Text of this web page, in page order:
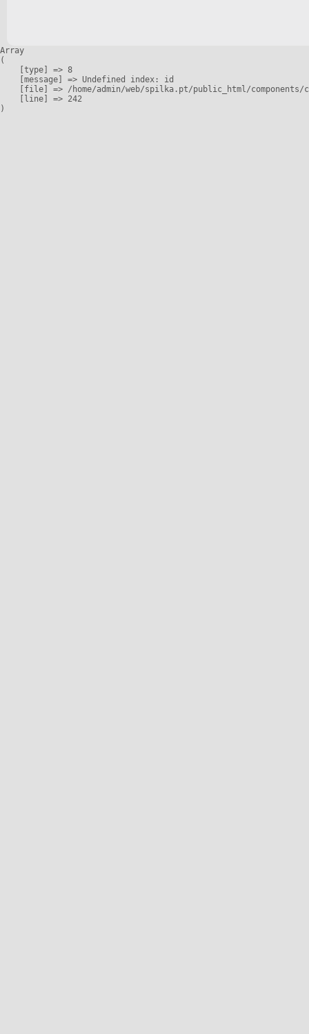
Array
(
    [type] => 8
    [message] => Undefined index: id
[file] => /home/admin/web/spilka.pt/public_html/
    [line] => 242